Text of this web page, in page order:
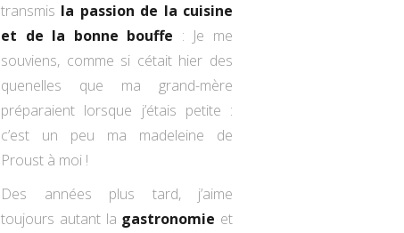
transmis la passion de la cuisine
et de la bonne bouffe : Je me
souviens, comme si cétait hier des
quenelles que ma grand-mère
préparaient lorsque j’étais petite :
c’est un peu ma madeleine de
Proust à moi !
Des années plus tard, j’aime
toujours autant la gastronomie et